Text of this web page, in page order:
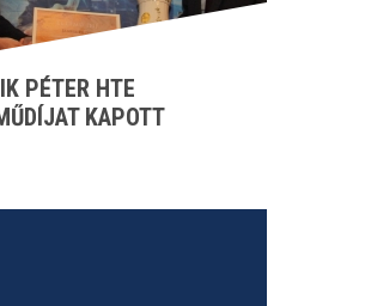
PÉTER HTE
KAPOTT